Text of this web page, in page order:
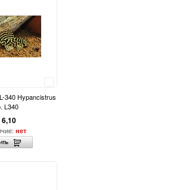
340 Hypancistrus
L340
6,10
нет